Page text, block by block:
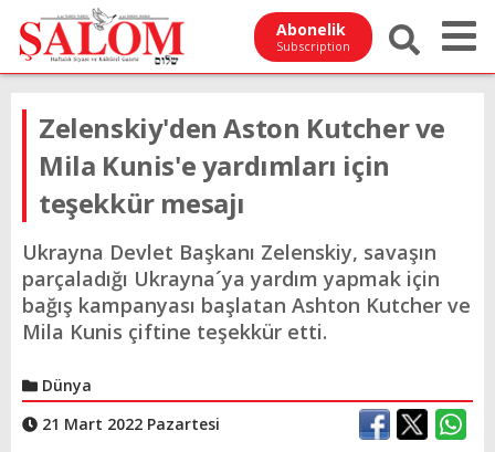
Abonelik
Subscription
Zelenskiy'den Aston Kutcher ve
Mila Kunis'e yardımları için
teşekkür mesajı
Ukrayna Devlet Başkanı Zelenskiy, savaşın
parçaladığı Ukrayna´ya yardım yapmak için
bağış kampanyası başlatan Ashton Kutcher ve
Mila Kunis çiftine teşekkür etti.
Dünya
21 Mart 2022 Pazartesi